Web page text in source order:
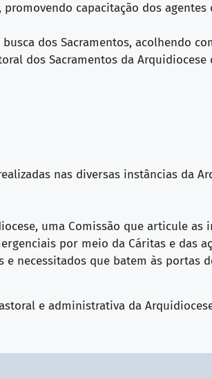
capacitação dos
dos Sacramentos, acolhendo
dos Sacramentos da Arquidiocese
nas diversas instâncias da
uma Comissão que articule
por meio da Cáritas e das
necessitados que batem às portas
e administrativa da